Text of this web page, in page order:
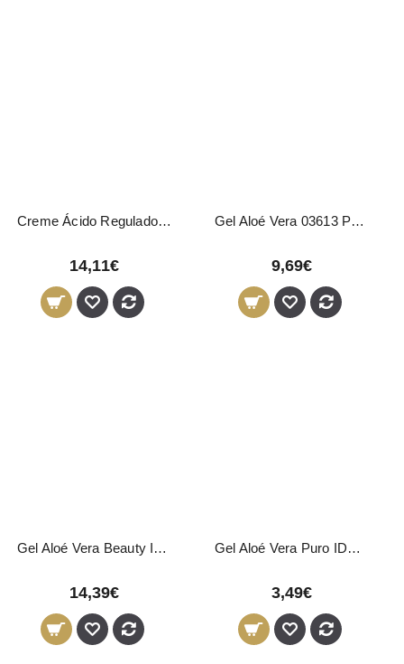
Creme Ácido Regulador pH LevisSime 200ml
14,11€
Gel Aloé Vera 03613 Pollié 500ml
9,69€
Gel Aloé Vera Beauty Image 500ml
14,39€
Gel Aloé Vera Puro IDC Institute 250ml
3,49€